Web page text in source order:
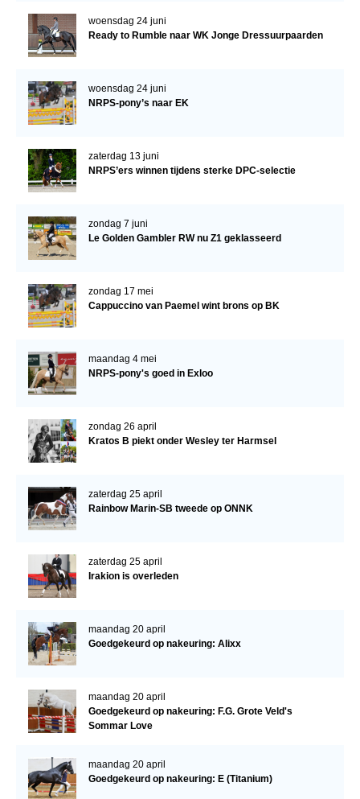
woensdag 24 juni
Ready to Rumble naar WK Jonge Dressuurpaarden
woensdag 24 juni
NRPS-pony’s naar EK
zaterdag 13 juni
NRPS’ers winnen tijdens sterke DPC-selectie
zondag 7 juni
Le Golden Gambler RW nu Z1 geklasseerd
zondag 17 mei
Cappuccino van Paemel wint brons op BK
maandag 4 mei
NRPS-pony's goed in Exloo
zondag 26 april
Kratos B piekt onder Wesley ter Harmsel
zaterdag 25 april
Rainbow Marin-SB tweede op ONNK
zaterdag 25 april
Irakion is overleden
maandag 20 april
Goedgekeurd op nakeuring: Alixx
maandag 20 april
Goedgekeurd op nakeuring: F.G. Grote Veld's
Sommar Love
maandag 20 april
Goedgekeurd op nakeuring: E (Titanium)